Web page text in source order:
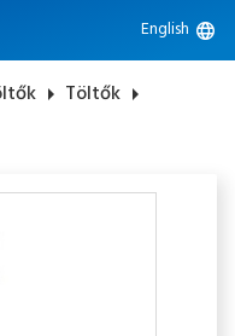
English language
arrow_right Töltők arrow_right